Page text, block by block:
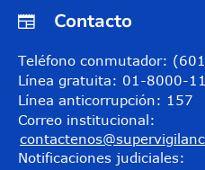
Contacto
Teléfono conmutador:
Línea gratuita: 01-8000-
Línea anticorrupción: 157
Correo institucional:
Notificaciones judiciales: